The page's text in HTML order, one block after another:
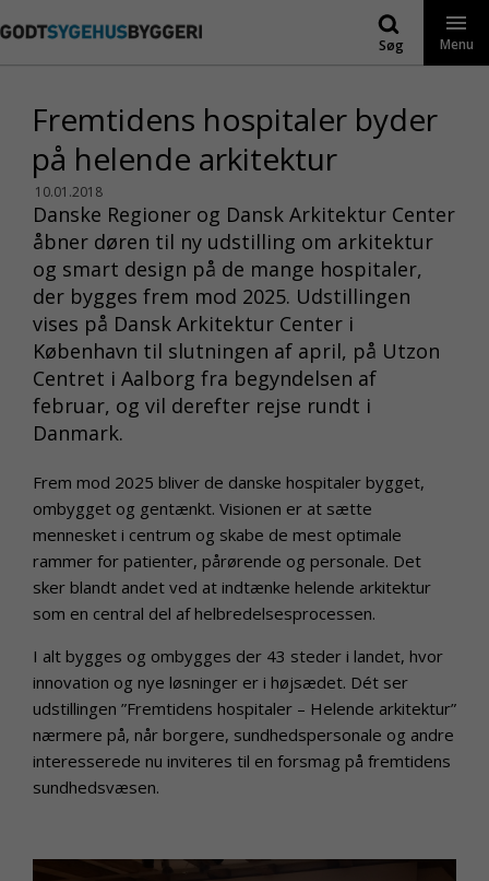
til
Søg Menu
Fremtidens hospitaler byder
på helende arkitektur
10.01.2018
Danske Regioner og Dansk Arkitektur Center
åbner døren til ny udstilling om arkitektur
og smart design på de mange hospitaler,
der bygges frem mod 2025. Udstillingen
vises på Dansk Arkitektur Center i
København til slutningen af april, på Utzon
Centret i Aalborg fra begyndelsen af
februar, og vil derefter rejse rundt i
Danmark.
Frem mod 2025 bliver de danske hospitaler bygget,
ombygget og gentænkt. Visionen er at sætte
mennesket i centrum og skabe de mest optimale
rammer for patienter, pårørende og personale. Det
sker blandt andet ved at indtænke helende arkitektur
som en central del af helbredelsesprocessen.
I alt bygges og ombygges der 43 steder i landet, hvor
innovation og nye løsninger er i højsædet. Dét ser
udstillingen ”Fremtidens hospitaler – Helende arkitektur”
nærmere på, når borgere, sundhedspersonale og andre
interesserede nu inviteres til en forsmag på fremtidens
sundhedsvæsen.